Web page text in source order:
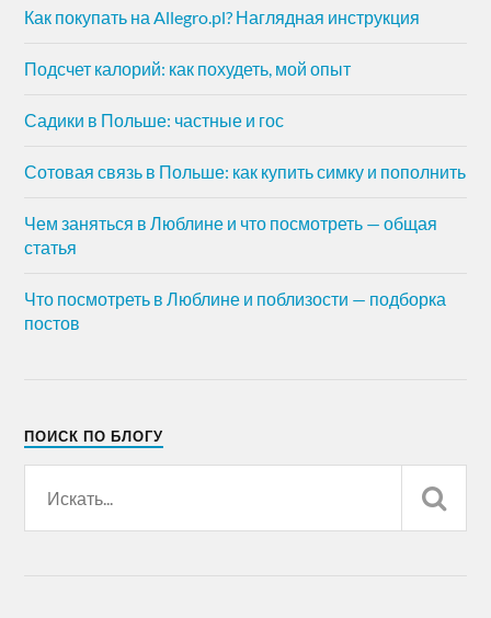
Как покупать на Allegro.pl? Наглядная инструкция
Подсчет калорий: как похудеть, мой опыт
Садики в Польше: частные и гос
Сотовая связь в Польше: как купить симку и пополнить
Чем заняться в Люблине и что посмотреть — общая
статья
Что посмотреть в Люблине и поблизости — подборка
постов
ПОИСК ПО БЛОГУ